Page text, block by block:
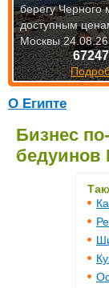
О Египте
Бизнес
бедуинов
берегу Черного
доступным
Москвы